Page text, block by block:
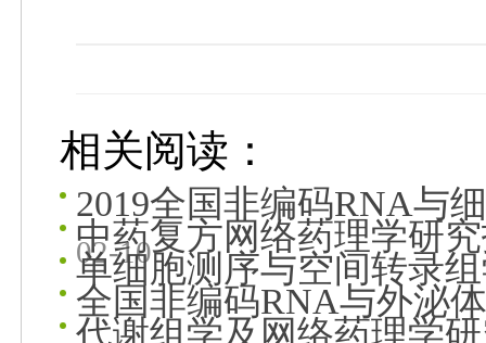
相关阅读：
2019全国非编码RNA与
02-10
中药复方网络药理学研
单细胞测序与空间转录
全国非编码RNA与外泌
代谢组学及网络药理学